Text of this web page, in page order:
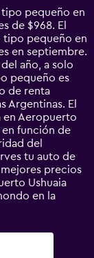
pequeño en
de $968. El
tipo pequeño en
en septiembre.
año, a solo
pequeño es
de renta
Argentinas. El
Aeropuerto
en función de
del
tu auto de
precios
Ushuaia
en la